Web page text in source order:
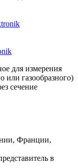
для измерения
или газообразного)
сечение
Франции,
в